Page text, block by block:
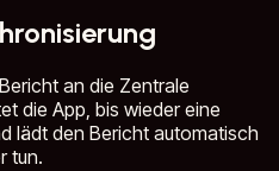
an die Zentrale
die App, bis wieder eine
lädt den Bericht automatisch
tun.